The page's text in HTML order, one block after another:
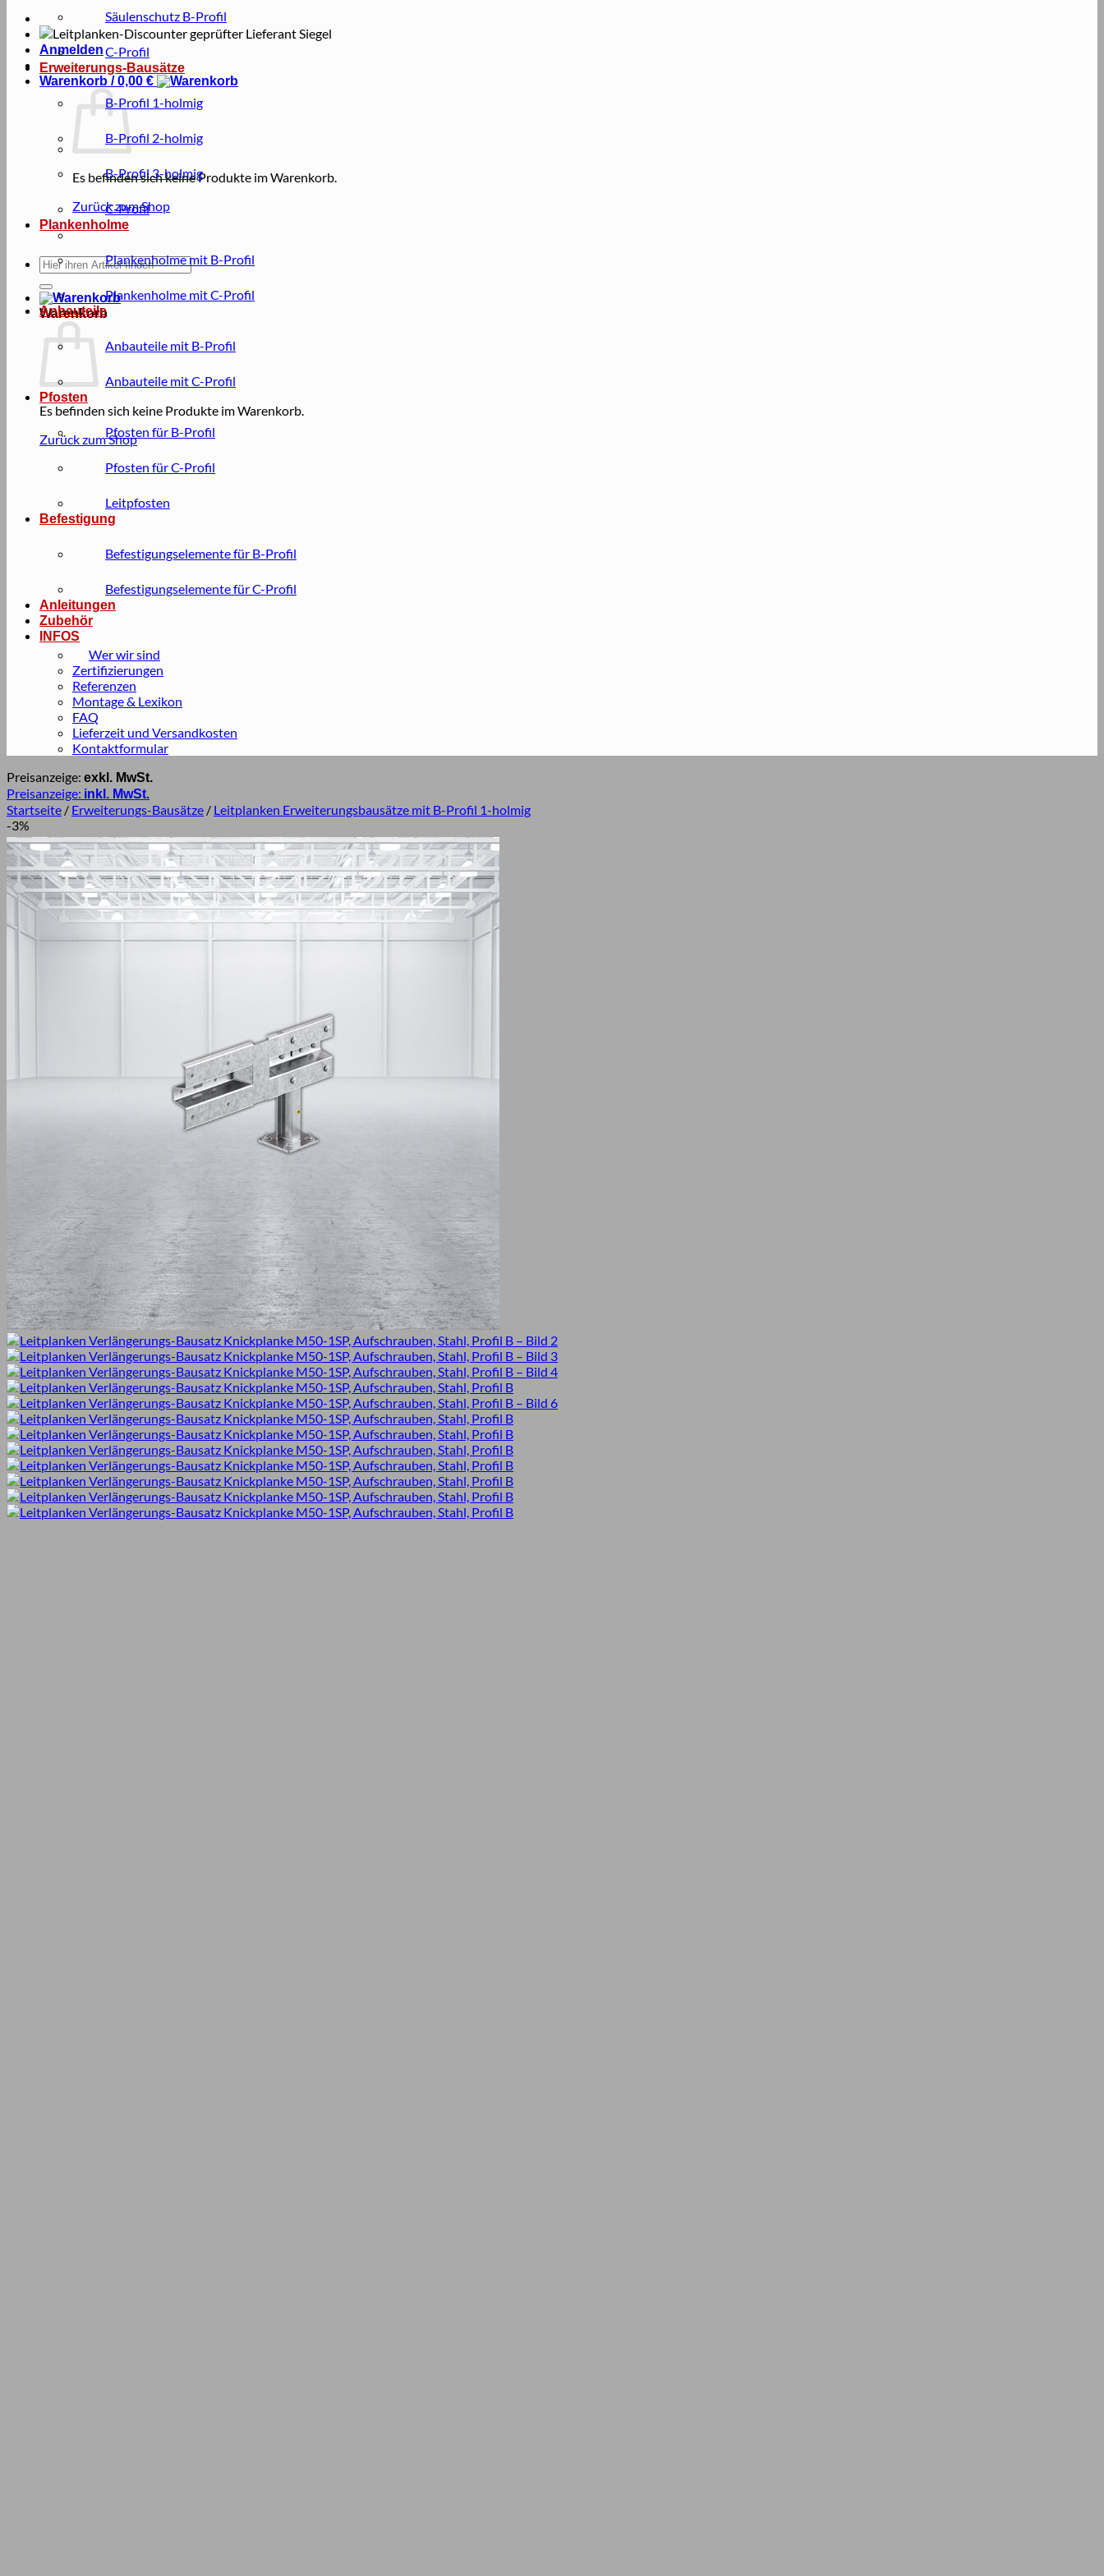
Anmelden
Warenkorb /0,00 €
Es befinden sich keine Produkte im Warenkorb.
Zurück zum Shop
Suche
nach:
Warenkorb
Es befinden sich keine Produkte im Warenkorb.
Zurück zum Shop
Säulenschutz B-Profil
C-Profil
Erweiterungs-Bausätze
B-Profil 1-holmig
B-Profil 2-holmig
B-Profil 3-holmig
C-Profil
Plankenholme
Plankenholme mit B-Profil
Plankenholme mit C-Profil
Anbauteile
Anbauteile mit B-Profil
Anbauteile mit C-Profil
Pfosten
Pfosten für B-Profil
Pfosten für C-Profil
Leitpfosten
Befestigung
Befestigungselemente für B-Profil
Befestigungselemente für C-Profil
Anleitungen
Zubehör
INFOS
Wer wir sind
Zertifizierungen
Referenzen
Montage & Lexikon
FAQ
Lieferzeit und Versandkosten
Kontaktformular
Preisanzeige: exkl. MwSt.
Preisanzeige: inkl. MwSt.
Startseite / Erweiterungs-Bausätze / Leitplanken Erweiterungsbausätze mit B-Profil 1-holmig
-3%